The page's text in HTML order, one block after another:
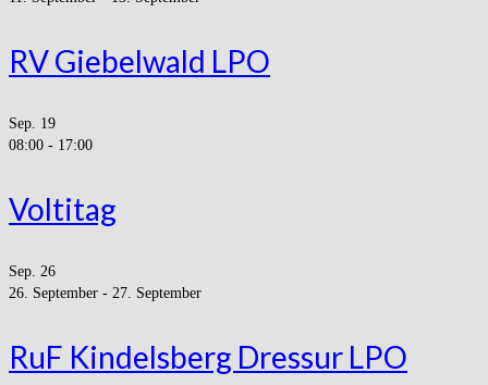
RV Giebelwald LPO
Sep. 19
08:00 - 17:00
Voltitag
Sep. 26
26. September - 27. September
RuF Kindelsberg Dressur LPO